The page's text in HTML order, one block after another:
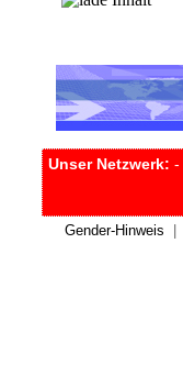
Unser Netzwerk: -
Gender-Hinweis